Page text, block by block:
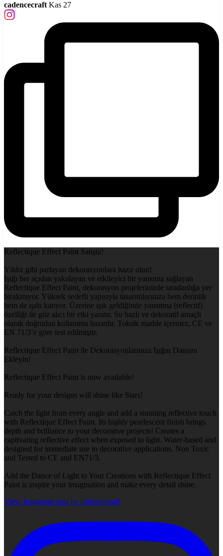
cadencecraft Kas 27
Reflectique Effect Paint Satışta!
Yıldız gibi parlayan dekorasyonlara hazır olun!
Işığı her açıdan yakalayan ve etkileyici bir yansıma sağlayan
Reflectique Effect Paint, dekorasyon projelerinizde sıradanlığa yer
bırakmıyor. Yüksek sedefli yapısıyla tasarımlarınıza hem derinlik
hem de ışıltı katıyor. Üzerine ışık geldiğinde yansıtma (reflectif)
özelliği ile göz alıcı bir etki yaratır. Su bazlı ve dekoratif amaçlı
olarak doğrudan kullanıma hazırdır. Toksik madde içermez, CE ve
EN 71/3’e göre test edilmiştir.
Reflectique Effect Paint ile Dekorasyonlarınıza Işığın Dansını
Ekleyin!
Reflectique Effect Paint is now available!
Ready for your designs will shine like Stars!
Catch the light from every angle and add a stunning reflective touch
with Reflectique Effect Paint. Its highly pearlescent finish brings
depth and brilliance to your decorative projects! Creates a
captivating reflective effect when exposed to light. Water-based and
designed for immediate use in decorative applications. Non Toxic
and Tested to CE and EN71/3.
Add the Dance of Light to Your Creations with Reflectique Effect
Paint is inspire your imagination and make every detail shine.
View Instagram post by cadencecraft